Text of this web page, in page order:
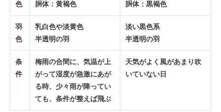
色
胴体：黄褐色
胴体：黒褐色
羽
色
乳白色や淡黄色
半透明の羽
淡い黒色系
半透明の羽
条
件
梅雨の合間に、気温が上
がって湿度が急激にあが
る時、少々雨が降ってい
ても、条件が整えば飛ぶ
天気がよく風があまり吹
いていない日